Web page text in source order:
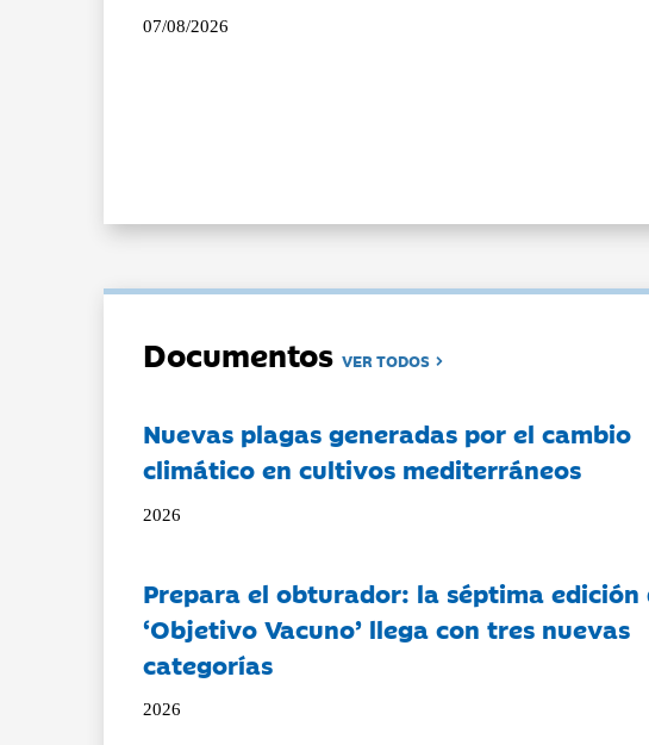
07/08/2026
DocumentosVER TODOS
Nuevas plagas generadas por el cambio
climático en cultivos mediterráneos
2026
Prepara el obturador: la séptima edición
‘Objetivo Vacuno’ llega con tres nuevas
categorías
2026